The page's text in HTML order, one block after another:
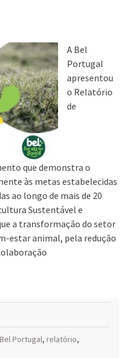
A Bel
Portugal
apresentou
o Relatório
de
que demonstra o
às metas estabelecidas
ao longo de mais de 20
Sustentável e
a transformação do setor
estar animal, pela redução
Bel Portugal, relatório,